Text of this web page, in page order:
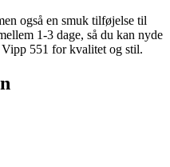
også en smuk tilføjelse til
1-3 dage, så du kan nyde
551 for kvalitet og stil.